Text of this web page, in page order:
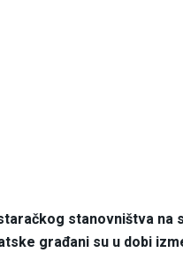
stanovništva na
građani su u dobi